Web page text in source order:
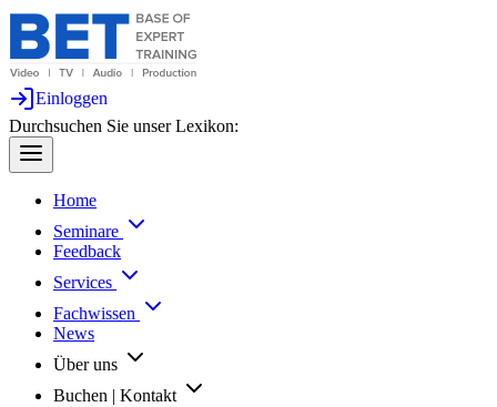
Einloggen
Durchsuchen Sie unser Lexikon:
Home
Seminare
Feedback
Services
Fachwissen
News
Über uns
Buchen | Kontakt